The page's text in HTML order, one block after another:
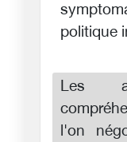
politique
Les
l'on